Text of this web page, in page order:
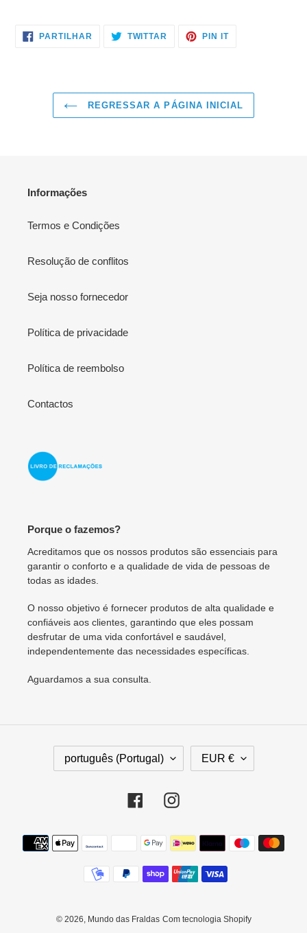
PARTILHAR PARTILHETWITTAR TWITTARPIN ITADICIONE
REGRESSAR A PÁGINA INICIAL
Informações
Termos e Condições
Resolução de conflitos
Seja nosso fornecedor
Política de privacidade
Política de reembolso
Contactos
Porque o fazemos?
Acreditamos que os nossos produtos são essenciais para
garantir o conforto e a qualidade de vida de pessoas de
todas as idades.
O nosso objetivo é fornecer produtos de alta qualidade e
confiáveis aos clientes, garantindo que eles possam
desfrutar de uma vida confortável e saudável,
independentemente das necessidades específicas.
Aguardamos a sua consulta.
português (Portugal) EUR €
FacebookInstagram
Métodos
de
pagamento
© 2026, Mundo das Fraldas Com tecnologia Shopify